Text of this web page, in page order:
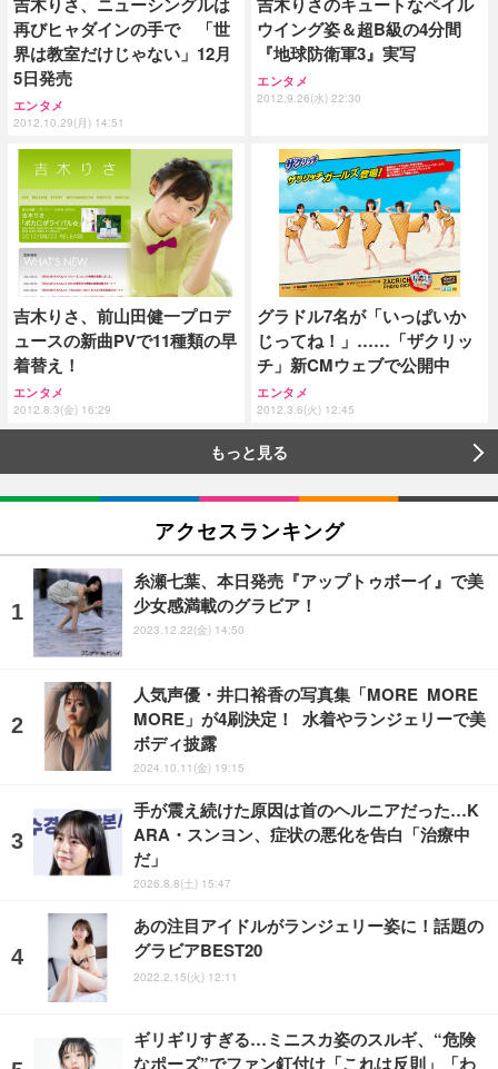
再びヒャダインの手で 「世
界は教室だけじゃない」12月
5日発売
エンタメ
2012.10.29(月) 14:51
ウイング姿＆超B級の4分間
『地球防衛軍3』実写
エンタメ
2012.9.26(水) 22:30
吉木りさ、前山田健一プロデ
ュースの新曲PVで11種類の早
着替え！
エンタメ
2012.8.3(金) 16:29
グラドル7名が「いっぱいか
じってね！」……「ザクリッ
チ」新CMウェブで公開中
エンタメ
2012.3.6(火) 12:45
もっと見る
アクセスランキング
糸瀬七葉、本日発売『アップトゥボーイ』で美
少女感満載のグラビア！
2023.12.22(金) 14:50
人気声優・井口裕香の写真集「MORE MORE
MORE」が4刷決定！ 水着やランジェリーで美
ボディ披露
2024.10.11(金) 19:15
手が震え続けた原因は首のヘルニアだった…K
ARA・スンヨン、症状の悪化を告白「治療中
だ」
2026.8.8(土) 15:47
あの注目アイドルがランジェリー姿に！話題の
グラビアBEST20
2022.2.15(火) 12:11
ギリギリすぎる…ミニスカ姿のスルギ、“危険
なポーズ”でファン釘付け「これは反則」「わ